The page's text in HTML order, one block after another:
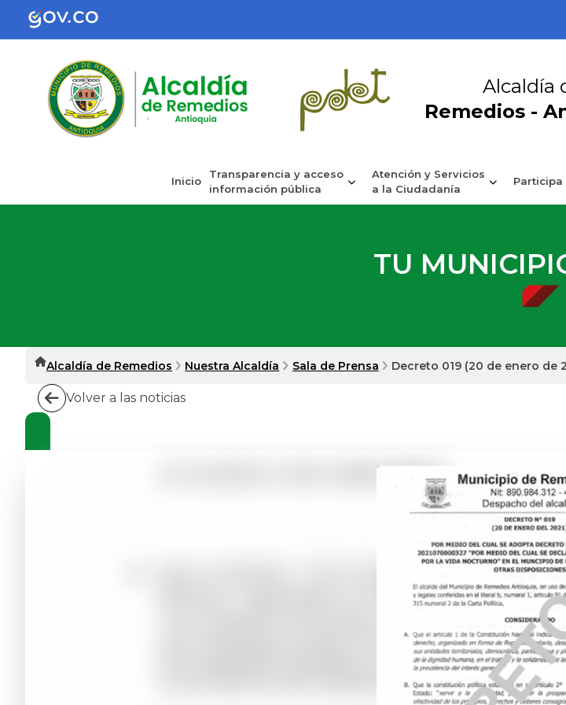
Alcaldía
Remedios -
Inicio
Transparencia y acceso
información pública
Atención y Servicios
a la Ciudadanía
Participa
TU
Alcaldía de Remedios Nuestra Alcaldía Sala de Prensa Decreto 019 (20 de enero de
Volver a las noticias